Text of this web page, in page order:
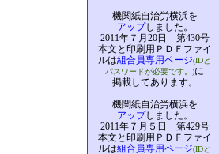
機関紙自治労横浜を
アップしました。
2011年７月20日 第430号
本文と印刷用ＰＤＦファイ
ルは組合員専用ページ(IDと
パスワードが必要です。)に
掲載してあります。
機関紙自治労横浜を
アップしました。
2011年７月５日 第429号
本文と印刷用ＰＤＦファイ
ルは組合員専用ページ(IDと